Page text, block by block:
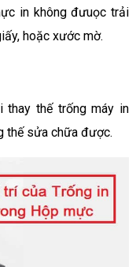
in không đưuọc trải
hoặc xước mờ.
thay thế trống máy in
thế sửa chữa được.